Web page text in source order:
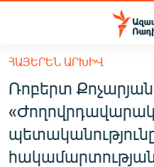
Մատչելիության
հիմնական
բովանդակությանը
Անցնել
հիմնական
մենյուին
Որոնում
ՀԱՅԱՍՏԱՆ
ՔԱՂԱՔԱԿԱՆ
ԸՆՏՐՈՒԹՅՈՒՆՆԵՐ 2026
ՀԱՅԵՐԵՆ ԱՐԽԻՎ
Ռոբերտ